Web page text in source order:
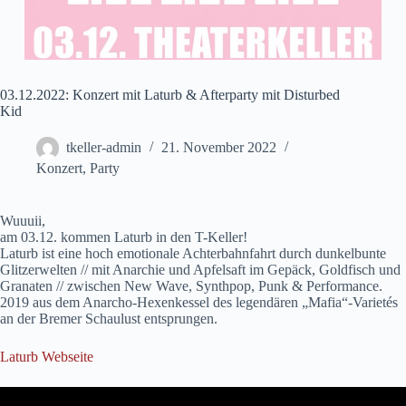
03.12.2022: Konzert mit Laturb & Afterparty mit Disturbed
Kid
tkeller-admin
21. November 2022
Konzert, Party
Wuuuii,
am 03.12. kommen Laturb in den T-Keller!
Laturb ist eine hoch emotionale Achterbahnfahrt durch dunkelbunte
Glitzerwelten // mit Anarchie und Apfelsaft im Gepäck, Goldfisch und
Granaten // zwischen New Wave, Synthpop, Punk & Performance.
2019 aus dem Anarcho-Hexenkessel des legendären „Mafia“-Varietés
an der Bremer Schaulust entsprungen.
Laturb Webseite